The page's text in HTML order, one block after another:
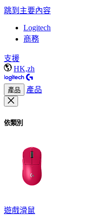
跳到主要內容
Logitech
商務
支援
HK,zh
產品 產品
依類別
遊戲滑鼠